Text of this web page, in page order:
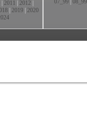
2011 2012
2019 2020
07_99 08_99